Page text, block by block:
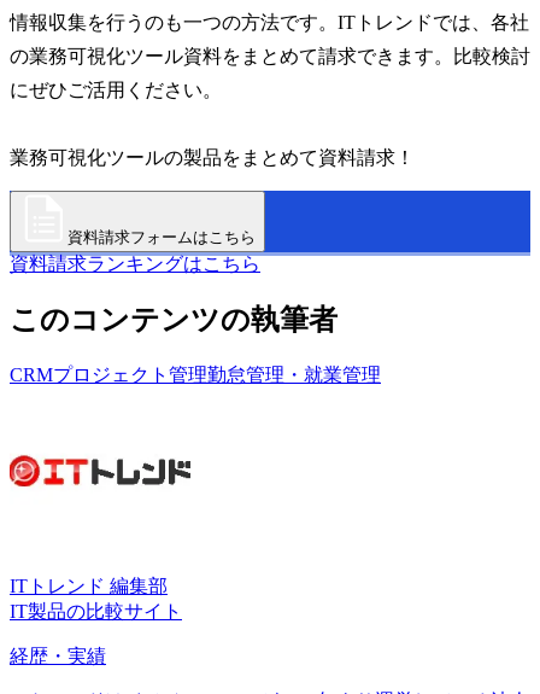
情報収集を行うのも一つの方法です。ITトレンドでは、各社
の業務可視化ツール資料をまとめて請求できます。比較検討
にぜひご活用ください。
業務可視化ツールの製品をまとめて資料請求！
資料請求フォームはこちら
資料請求ランキングはこちら
このコンテンツの執筆者
CRMプロジェクト管理勤怠管理・就業管理
ITトレンド 編集部
IT製品の比較サイト
経歴・実績